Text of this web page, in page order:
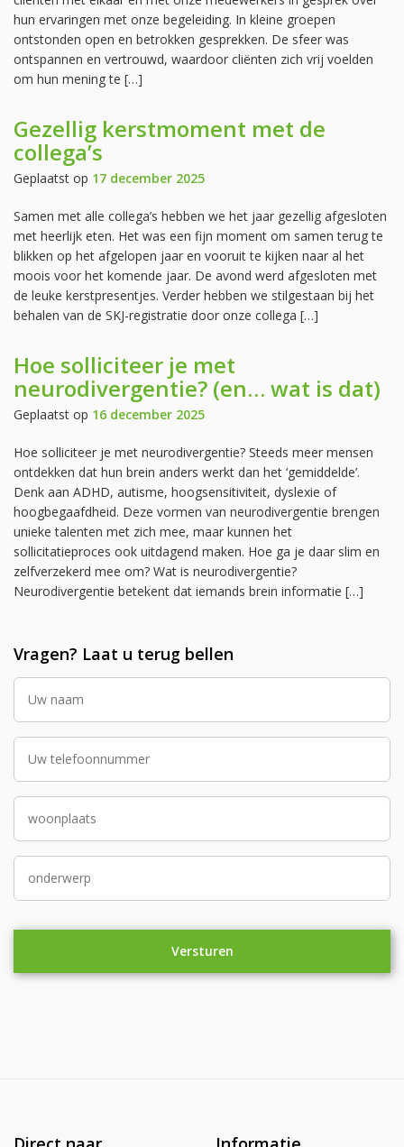
hun ervaringen met onze begeleiding. In kleine groepen
ontstonden open en betrokken gesprekken. De sfeer was
ontspannen en vertrouwd, waardoor cliënten zich vrij voelden
om hun mening te […]
Gezellig kerstmoment met de
collega’s
Geplaatst op 17 december 2025
Samen met alle collega’s hebben we het jaar gezellig afgesloten
met heerlijk eten. Het was een fijn moment om samen terug te
blikken op het afgelopen jaar en vooruit te kijken naar al het
moois voor het komende jaar. De avond werd afgesloten met
de leuke kerstpresentjes. Verder hebben we stilgestaan bij het
behalen van de SKJ-registratie door onze collega […]
Hoe solliciteer je met
neurodivergentie? (en… wat is dat)
Geplaatst op 16 december 2025
Hoe solliciteer je met neurodivergentie? Steeds meer mensen
ontdekken dat hun brein anders werkt dan het ‘gemiddelde’.
Denk aan ADHD, autisme, hoogsensitiviteit, dyslexie of
hoogbegaafdheid. Deze vormen van neurodivergentie brengen
unieke talenten met zich mee, maar kunnen het
sollicitatieproces ook uitdagend maken. Hoe ga je daar slim en
zelfverzekerd mee om? Wat is neurodivergentie?
Neurodivergentie betekent dat iemands brein informatie […]
Vragen? Laat u terug bellen